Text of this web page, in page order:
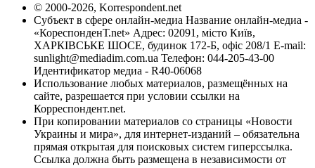
© 2000-2026, Korrespondent.net
Субъект в сфере онлайн-медиа Название онлайн-медиа -
«КореспонденТ.net» Адрес: 02091, місто Київ,
ХАРКІВСЬКЕ ШОСЕ, будинок 172-Б, офіс 208/1 E-mail:
sunlight@mediadim.com.ua Телефон: 044-205-43-00
Идентификатор медиа - R40-06068
Использование любых материалов, размещённых на
сайте, разрешается при условии ссылки на
Корреспондент.net.
При копировании материалов со страницы «Новости
Украины и мира», для интернет-изданий – обязательна
прямая открытая для поисковых систем гиперссылка.
Ссылка должна быть размещена в независимости от